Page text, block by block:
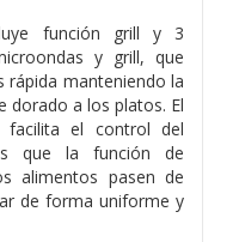
función grill y 3
y grill, que
manteniendo la
dorado a los platos. El
facilita el control del
que la función de
alimentos pasen de
de forma uniforme y